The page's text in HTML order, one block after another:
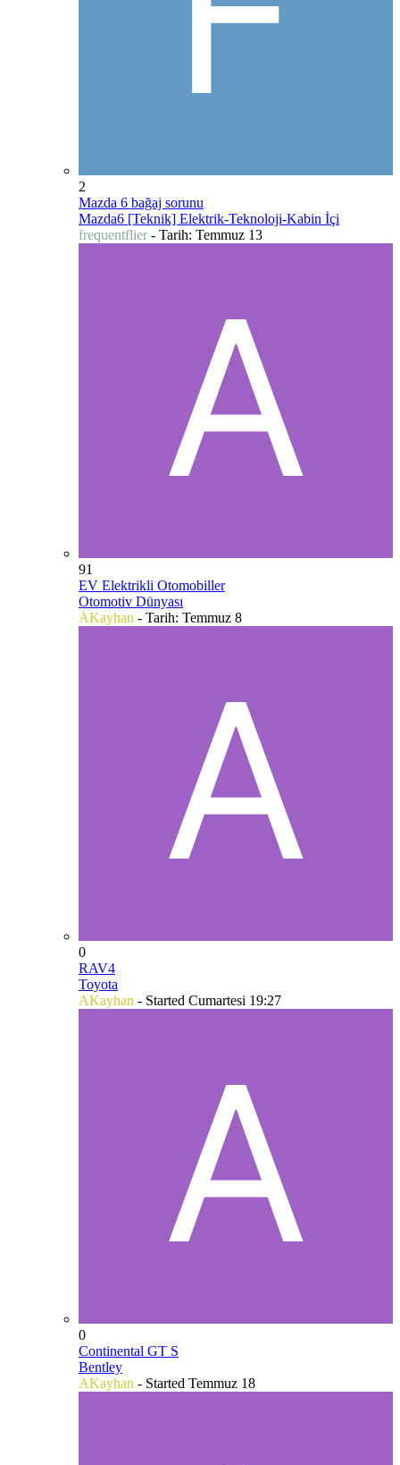
2
Mazda 6 bağaj sorunu
Mazda6 [Teknik] Elektrik-Teknoloji-Kabin İçi
frequentflier - Tarih: Temmuz 13
91
EV Elektrikli Otomobiller
Otomotiv Dünyası
AKayhan - Tarih: Temmuz 8
0
RAV4
Toyota
AKayhan - Started Cumartesi 19:27
0
Continental GT S
Bentley
AKayhan - Started Temmuz 18